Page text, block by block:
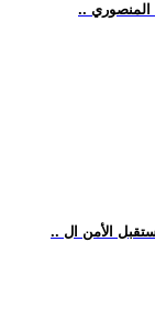
المنصوري
الأمن ال